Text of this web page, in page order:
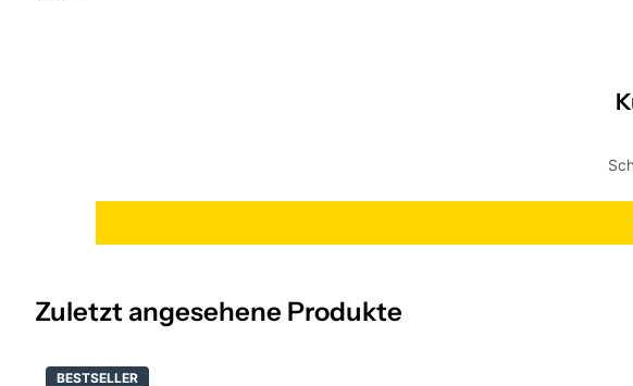
Zuletzt angesehene Produkte
BESTSELLER